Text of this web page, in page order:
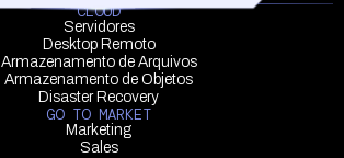
CLOUD
Servidores
Desktop Remoto
Armazenamento de Arquivos
Armazenamento de Objetos
Disaster Recovery
GO TO MARKET
Marketing
Sales